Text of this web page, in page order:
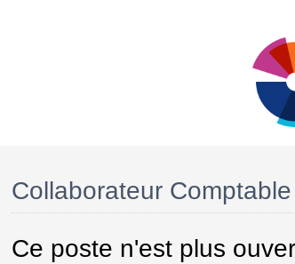
Collaborateur
Ce poste n'est plus